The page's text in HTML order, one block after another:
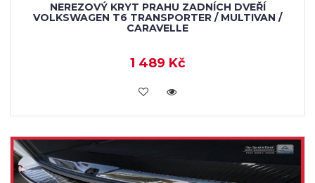
NEREZOVÝ KRYT PRAHU ZADNÍCH DVEŘÍ
VOLKSWAGEN T6 TRANSPORTER / MULTIVAN /
CARAVELLE
1 489 Kč
KOUPIT